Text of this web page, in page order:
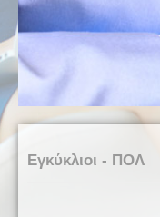
Εγκύκλιοι - ΠΟΛ